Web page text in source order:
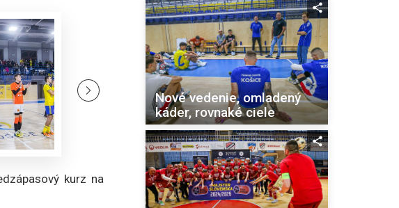
kurz na
Nové vedenie, omladený
káder, rovnaké ciele